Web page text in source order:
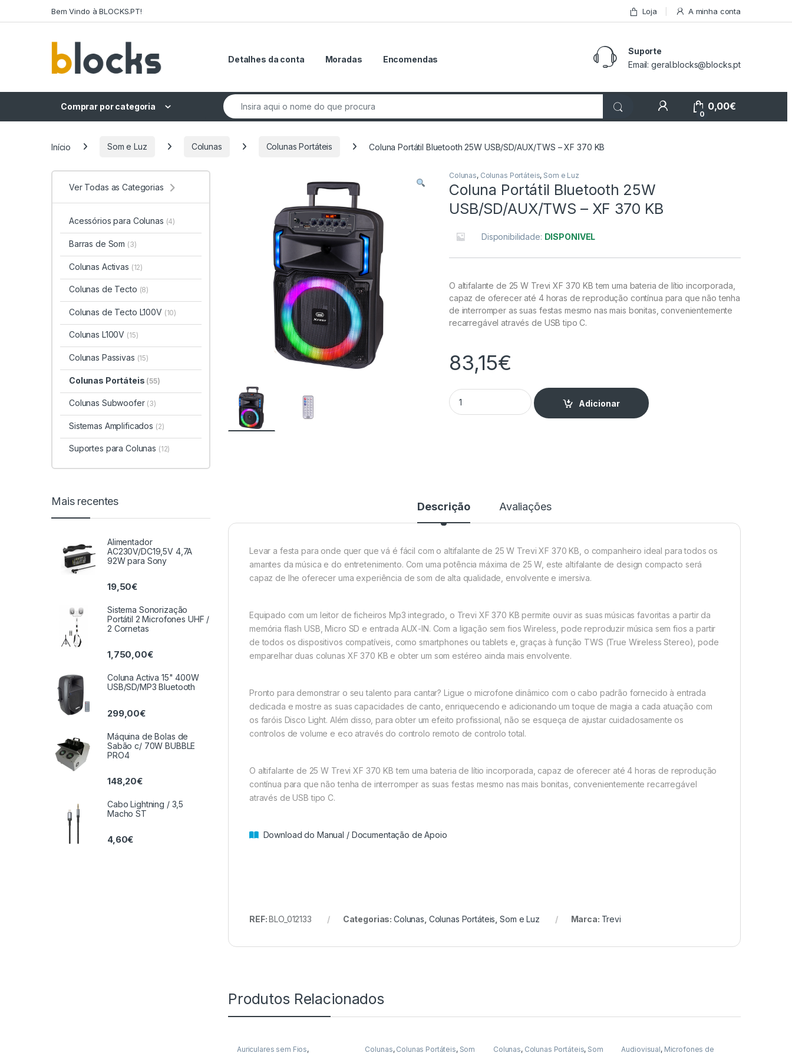
Bem Vindo à BLOCKS.PT! Loja A minha conta
Detalhes da conta Moradas Encomendas
Suporte
Email: geral.blocks@blocks.pt
Comprar por categoria
Search for:
My Account
0
0,00€
Início Som e Luz Colunas Colunas Portáteis Coluna Portátil Bluetooth 25W USB/SD/AUX/TWS – XF 370 KB
Colunas, Colunas Portáteis, Som e Luz
Coluna Portátil Bluetooth 25W
USB/SD/AUX/TWS – XF 370 KB
Disponibilidade: DISPONIVEL
O altifalante de 25 W Trevi XF 370 KB tem uma bateria de lítio incorporada,
capaz de oferecer até 4 horas de reprodução contínua para que não tenha
de interromper as suas festas mesmo nas mais bonitas, convenientemente
recarregável através de USB tipo C.
83,15€
Coluna Portátil Bluetooth 25W USB/SD/AUX/TWS - XF 370 KB quantity
Adicionar
Descrição Avaliações
Levar a festa para onde quer que vá é fácil com o altifalante de 25 W Trevi XF 370 KB, o companheiro ideal para todos os
amantes da música e do entretenimento. Com uma potência máxima de 25 W, este altifalante de design compacto será
capaz de lhe oferecer uma experiência de som de alta qualidade, envolvente e imersiva.
Equipado com um leitor de ficheiros Mp3 integrado, o Trevi XF 370 KB permite ouvir as suas músicas favoritas a partir da
memória flash USB, Micro SD e entrada AUX-IN. Com a ligação sem fios Wireless, pode reproduzir música sem fios a partir
de todos os dispositivos compatíveis, como smartphones ou tablets e, graças à função TWS (True Wireless Stereo), pode
emparelhar duas colunas XF 370 KB e obter um som estéreo ainda mais envolvente.
Pronto para demonstrar o seu talento para cantar? Ligue o microfone dinâmico com o cabo padrão fornecido à entrada
dedicada e mostre as suas capacidades de canto, enriquecendo e adicionando um toque de magia a cada atuação com
os faróis Disco Light. Além disso, para obter um efeito profissional, não se esqueça de ajustar cuidadosamente os
controlos de volume e eco através do controlo remoto de controlo total.
O altifalante de 25 W Trevi XF 370 KB tem uma bateria de lítio incorporada, capaz de oferecer até 4 horas de reprodução
contínua para que não tenha de interromper as suas festas mesmo nas mais bonitas, convenientemente recarregável
através de USB tipo C.
Download do Manual / Documentação de Apoio
REF:BLO_012133 Categorias: Colunas Colunas Portáteis ,Som e Luz Marca: Trevi
Produtos Relacionados
Auriculares sem Fios,
Colunas, Colunas Portáteis, Som
Colunas, Colunas Portáteis, Som
Audiovisual, Microfones de
Ver Todas as Categorias
Acessórios para Colunas (4)
Barras de Som (3)
Colunas Activas (12)
Colunas de Tecto (8)
Colunas de Tecto L100V (10)
Colunas L100V (15)
Colunas Passivas (15)
Colunas Portáteis (55)
Colunas Subwoofer (3)
Sistemas Amplificados (2)
Suportes para Colunas (12)
Mais recentes
Alimentador
AC230V/DC19,5V 4,7A
92W para Sony
19,50€
Sistema Sonorização
Portátil 2 Microfones UHF /
2 Cornetas
1,750,00€
Coluna Activa 15" 400W
USB/SD/MP3 Bluetooth
299,00€
Máquina de Bolas de
Sabão c/ 70W BUBBLE
PRO4
148,20€
Cabo Lightning / 3,5
Macho ST
4,60€